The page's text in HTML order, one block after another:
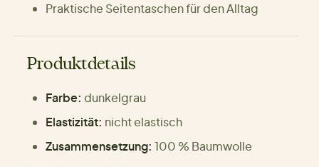
Praktische Seitentaschen für den Alltag
Produktdetails
Farbe: dunkelgrau
Elastizität: nicht elastisch
Zusammensetzung: 100 % Baumwolle